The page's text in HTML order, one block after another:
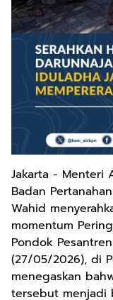
Jakarta - Menteri
Badan
Wahid
momentum
Pondok
(27/05/2026), di
menegaskan
tersebut menjadi